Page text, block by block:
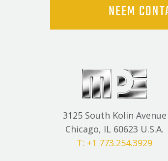
NEEM
3125 South Kolin Avenue
Chicago, IL 60623 U.S.A.
T: +1 773.254.3929